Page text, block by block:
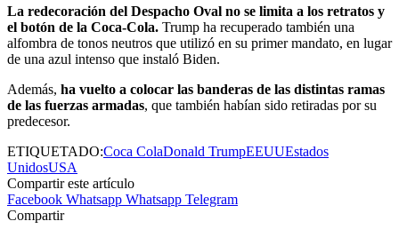
La redecoración del Despacho Oval no se limita a los retratos y
el botón de la Coca-Cola. Trump ha recuperado también una
alfombra de tonos neutros que utilizó en su primer mandato, en lugar
de una azul intenso que instaló Biden.
Además, ha vuelto a colocar las banderas de las distintas ramas
de las fuerzas armadas, que también habían sido retiradas por su
predecesor.
ETIQUETADO:Coca ColaDonald TrumpEEUUEstados
UnidosUSA
Compartir este artículo
Facebook Whatsapp Whatsapp Telegram
Compartir